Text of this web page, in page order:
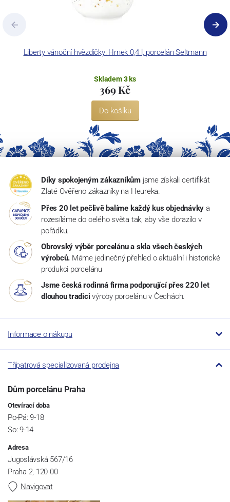
Liberty vánoční hvězdičky: Hrnek 0,4 l, porcelán Seltmann
Skladem 3 ks
369 Kč
Do košíku
Díky spokojeným zákazníkům jsme získali certifikát
Zlaté Ověřeno zákazníky na Heureka.
Přes 20 let pečlivě balíme každý kus objednávky a
rozesíláme do celého světa tak, aby vše dorazilo v
pořádku.
Obrovský výběr porcelánu a skla všech českých
výrobců. Máme jedinečný přehled o aktuální i historické
produkci porcelánu
Jsme česká rodinná firma podporující přes 220 let
dlouhou tradici výroby porcelánu v Čechách.
Informace o nákupu
Třípatrová specializovaná prodejna
Dům porcelánu Praha
Otevírací doba
Po-Pá: 9-18
So: 9-14
Adresa
Jugoslávská 567/16
Praha 2, 120 00
Navigovat